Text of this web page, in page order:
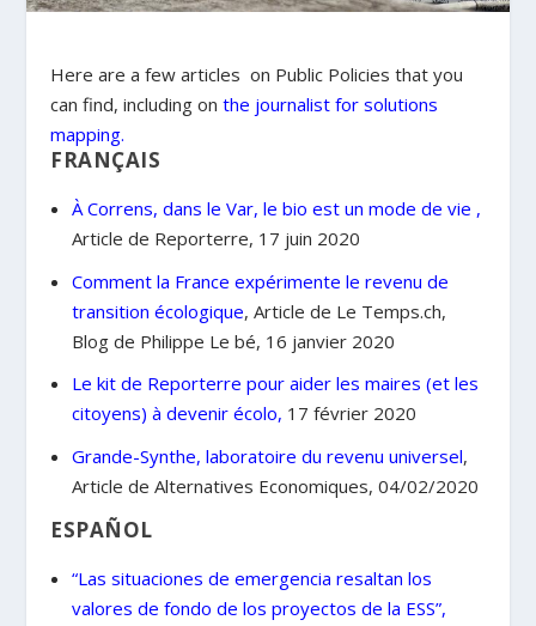
Here are a few articles on Public Policies that you
can find, including onthe journalist for solutions
mapping.
FRANÇAIS
ÀCorrens, dans le Var, le bio est un mode de vie ,
Article de Reporterre, 17 juin 2020
Comment la France expérimente le revenu de
transition écologique, Article de Le Temps.ch,
Blog de Philippe Le bé, 16 janvier 2020
Le kit de Reporterre pour aider les maires (et les
citoyens) à devenir écolo, 17 février 2020
Grande-Synthe, laboratoire du revenu universel,
Article de Alternatives Economiques, 04/02/2020
ESPAÑOL
“Las situaciones de emergencia resaltan los
valores de fondo de los proyectos de la ESS”,